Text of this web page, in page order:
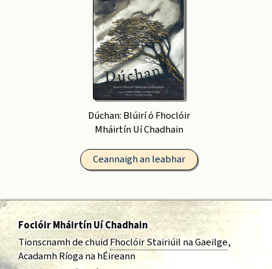
Dúchan: Blúirí ó Fhoclóir
Mháirtín Uí Chadhain
Ceannaigh an leabhar
Foclóir Mháirtín Uí Chadhain
Tionscnamh de chuidFhoclóir Stairiúil na Gaeilge,
Acadamh Ríoga na hÉireann